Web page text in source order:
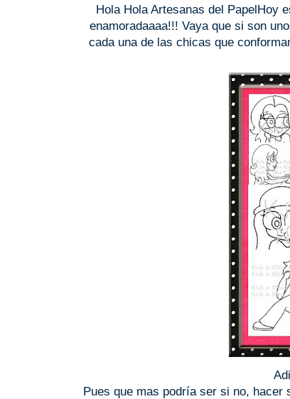
Hola Hola Artesanas del PapelHoy
enamoradaaaa!!! Vaya que si son
cada una de las chicas que
Pues que mas podría ser si no,